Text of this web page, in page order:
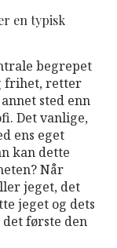
en typisk
begrepet
frihet, retter
sted enn
Det vanlige,
ens eget
kan dette
Når
jeget, det
jeget og dets
første den